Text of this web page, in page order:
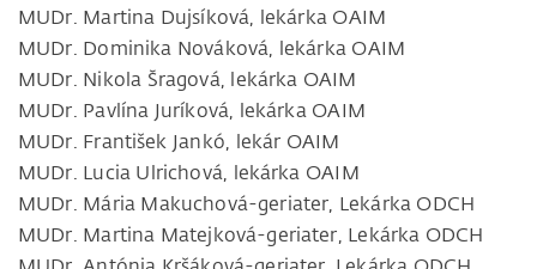
MUDr. Martina Dujsíková, lekárka OAIM
MUDr. Dominika Nováková, lekárka OAIM
MUDr. Nikola Šragová, lekárka OAIM
MUDr. Pavlína Juríková, lekárka OAIM
MUDr. František Jankó, lekár OAIM
MUDr. Lucia Ulrichová, lekárka OAIM
MUDr. Mária Makuchová-geriater, Lekárka ODCH
MUDr. Martina Matejková-geriater, Lekárka ODCH